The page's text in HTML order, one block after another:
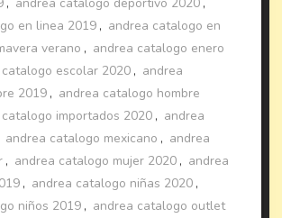
en linea 2019 , andrea catalogo en
verano , andrea catalogo enero
escolar 2020 , andrea
2019 , andrea catalogo hombre
importados 2020 , andrea
andrea catalogo mexicano , andrea
, andrea catalogo mujer 2020 , andrea
, andrea catalogo niñas 2020 ,
niños 2019 , andrea catalogo outlet